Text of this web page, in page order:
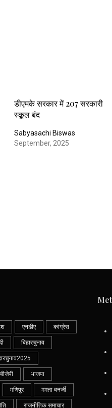
डीएमके सरकार में 207 सरकारी
स्कूल बंद
Sabyasachi Biswas
September, 2025
एनडीए कांग्रेस
बिहारचुनाव
बीजेपी भाजपा
मणिपुर ममता बनर्जी
राजनीतिक समाचार